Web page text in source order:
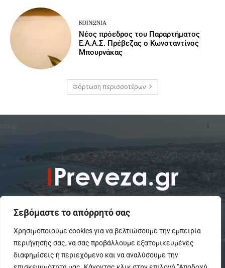
Σεβόμαστε το απόρρητό σας
Χρησιμοποιούμε cookies για να βελτιώσουμε την εμπειρία
περιήγησής σας, να σας προβάλλουμε εξατομικευμένες
διαφημίσεις ή περιεχόμενο και να αναλύσουμε την
ΚΟΙΝΩΝΙΑ
Νέος πρόεδρος του Παραρτήματος
Ε.Α.Α.Σ. Πρέβεζας ο Κωνσταντίνος
Μπουρνάκας
Φόρτωση περισσοτέρων
To IPreveza.gr είναι μια σύγχρονη ενημερωτική ιστοσελίδα για την
Πρέβεζα, Πάργα, Φιλιππιάδα και την Ήπειρο σε θέματα Κοινωνικά,
Πολιτικά, Αθλητικά και Πολιτιστικά.